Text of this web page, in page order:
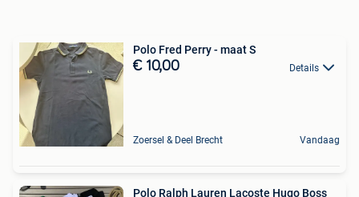
Polo Fred Perry - maat S
€ 10,00 Details
Zoersel & Deel Brecht Vandaag
Polo Ralph Lauren Lacoste Hugo Boss